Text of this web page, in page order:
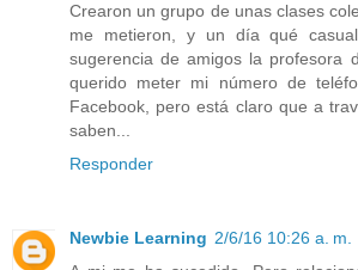
Crearon un grupo de unas clases
me metieron, y un día qué
sugerencia de amigos la profesora
querido meter mi número de
Facebook, pero está claro que a
saben...
Responder
Newbie Learning 2/6/16 10:26 a. m.